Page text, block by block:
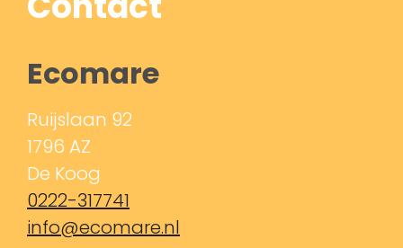
Ecomare
Ruijslaan 92
1796 AZ
De Koog
0222-317741
info@ecomare.nl